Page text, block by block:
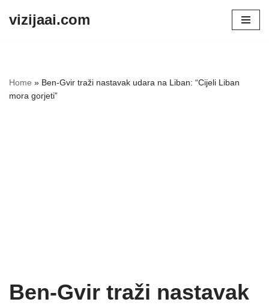
vizijaai.com
Home » Ben-Gvir traži nastavak udara na Liban: “Cijeli Liban
mora gorjeti”
Ben-Gvir traži nastavak